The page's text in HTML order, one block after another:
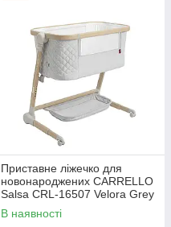
Приставне ліжечко для
новонароджених CARRELLO
Salsa CRL-16507 Velora Grey
Сіре
В наявності